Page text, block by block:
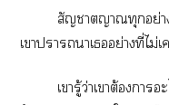
สัญชาตญาณทุกอย่าง
เาาาเอย่างที่ไ
เารู้ว่าเาต้องา